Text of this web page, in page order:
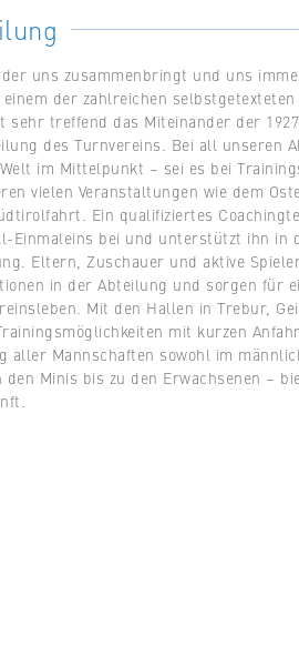
uns zusammenbringt und uns
der zahlreichen
sehr treffend das Miteinander der
des Turnvereins. Bei all unseren
im Mittelpunkt – sei es bei
vielen Veranstaltungen wie dem
Ein qualifiziertes
Einmaleins bei und unterstützt ihn in
Eltern, Zuschauer und aktive
in der Abteilung und sorgen für
Mit den Hallen in Trebur,
mit kurzen
aller Mannschaften sowohl im
Minis bis zu den Erwachsenen –